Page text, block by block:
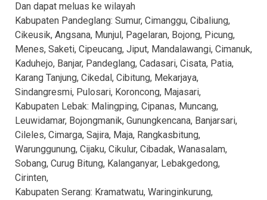
Dan dapat meluas ke wilayah
Kabupaten Pandeglang: Sumur, Cimanggu, Cibaliung,
Cikeusik, Angsana, Munjul, Pagelaran, Bojong, Picung,
Menes, Saketi, Cipeucang, Jiput, Mandalawangi, Cimanuk,
Kaduhejo, Banjar, Pandeglang, Cadasari, Cisata, Patia,
Karang Tanjung, Cikedal, Cibitung, Mekarjaya,
Sindangresmi, Pulosari, Koroncong, Majasari,
Kabupaten Lebak: Malingping, Cipanas, Muncang,
Leuwidamar, Bojongmanik, Gunungkencana, Banjarsari,
Cileles, Cimarga, Sajira, Maja, Rangkasbitung,
Warunggunung, Cijaku, Cikulur, Cibadak, Wanasalam,
Sobang, Curug Bitung, Kalanganyar, Lebakgedong,
Cirinten,
Kabupaten Serang: Kramatwatu, Waringinkurung,